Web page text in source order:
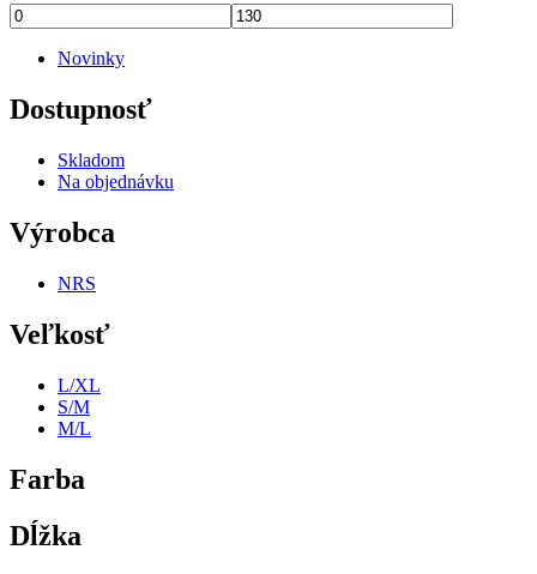
Novinky
Dostupnosť
Skladom
Na objednávku
Výrobca
NRS
Veľkosť
L/XL
S/M
M/L
Farba
Dĺžka